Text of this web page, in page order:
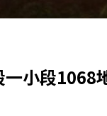
一小段1068